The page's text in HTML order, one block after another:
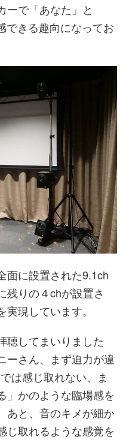
ーで「あなた」と
できる趣向になってお
面に設置された9.1ch
残りの４chが設置さ
現しています。
聴してまいりました
ーさん、まず迫力が違
は感じ取れない、ま
」かのような臨場感を
あと、音のキメが細か
取れるような感覚を